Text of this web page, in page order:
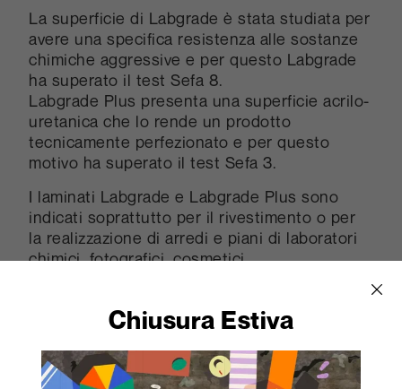
La superficie di Labgrade è stata studiata per
avere una specifica resistenza alle sostanze
chimiche aggressive e per questo Labgrade
ha superato il test Sefa 8.
Labgrade Plus presenta una superficie acrilo-
uretanica che lo rende un prodotto
tecnicamente perfezionato e per questo
motivo ha superato il test Sefa 3.
I laminati Labgrade e Labgrade Plus sono
indicati soprattutto per il rivestimento o per
la realizzazione di arredi e piani di laboratori
chimici, fotografici, cosmetici.
Chiusura Estiva